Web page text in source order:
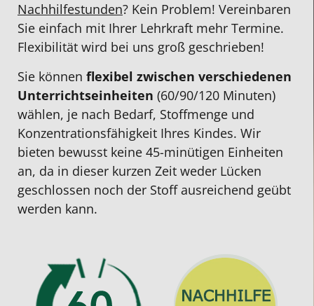
Nachhilfestunden? Kein Problem! Vereinbaren
Sie einfach mit Ihrer Lehrkraft mehr Termine.
Flexibilität wird bei uns groß geschrieben!
Sie können flexibel zwischen verschiedenen
Unterrichts­einheiten (60/90/120 Minuten)
wählen, je nach Bedarf, Stoffmenge und
Konzentrationsfähigkeit Ihres Kindes. Wir
bieten bewusst keine 45-minütigen Einheiten
an, da in dieser kurzen Zeit weder Lücken
geschlossen noch der Stoff ausreichend geübt
werden kann.